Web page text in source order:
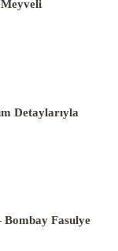
Detaylarıyla
Fasulye